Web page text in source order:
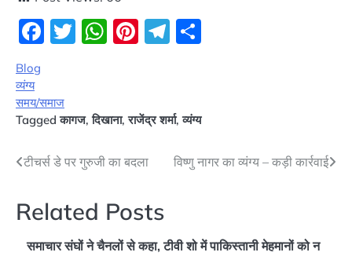
Facebook
Twitter
WhatsApp
Pinterest
Telegram
Blog
व्यंग्य
समय/समाज
Taggedकागज,दिखाना,राजेंद्र शर्मा,व्यंग्य
Post
टीचर्स डे पर गुरुजी का बदला विष्णु नागर का व्यंग्य – कड़ी कार्रवाई
Related Posts
समाचार संघों ने चैनलों से कहा, टीवी शो में पाकिस्तानी मेहमानों को न